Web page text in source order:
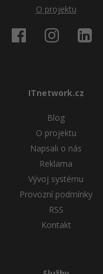
O projektu
ITnetwork.cz
Blog
O projektu
Napsali o nás
Reklama
Vývoj systému
Provozní podmínky
RSS
Kontakt